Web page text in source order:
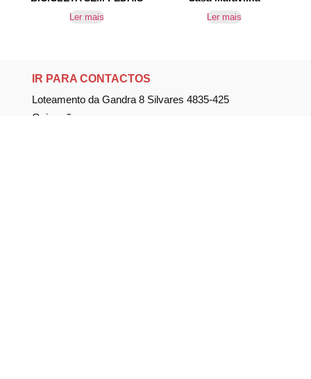
Ler mais Ler mais
IR PARA CONTACTOS
Loteamento da Gandra 8 Silvares 4835-425
Guimarães